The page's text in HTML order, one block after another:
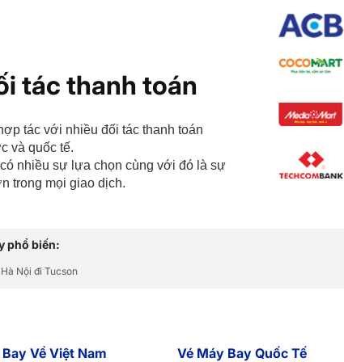
tác thanh toán
tác với nhiều đối tác thanh toán
và quốc tế.
nhiều sự lựa chọn cùng với đó là sự
trong mọi giao dịch.
phổ biến:
Nội đi Tucson
Về Việt Nam Vé Máy Bay Quốc Tế